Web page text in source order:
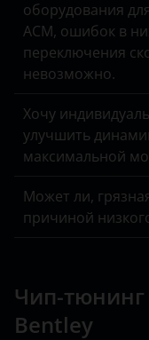
оборудования
ACM, ошибок в
переключения
невозможно.
Хочу
улучшить
максимальной
Может ли,
причиной
Чип-тюнинг
Bentley